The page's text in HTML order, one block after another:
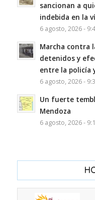
sancionan a
indebida en la
6 agosto, 2026 -
Marcha contra
detenidos y
entre la policía
6 agosto, 2026 -
Un fuerte
Mendoza
6 agosto, 2026 -